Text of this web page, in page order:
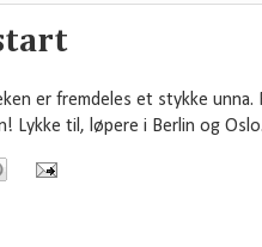
er fremdeles et stykke
Lykke til, løpere i Berlin og